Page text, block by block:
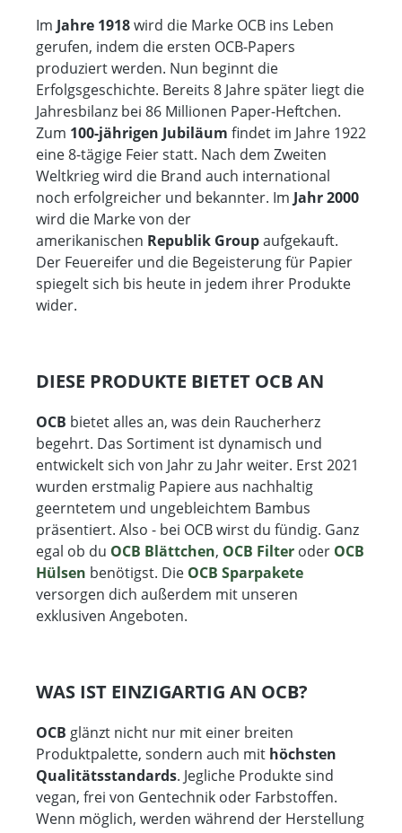
Im Jahre 1918wird die Marke OCB ins Leben
gerufen, indem die ersten OCB-Papers
produziert werden. Nun beginnt die
Erfolgsgeschichte. Bereits 8 Jahre später liegt die
Jahresbilanz bei 86 Millionen Paper-Heftchen.
Zum 100-jährigen Jubiläum findet im Jahre 1922
eine 8-tägige Feier statt. Nach dem Zweiten
Weltkrieg wird die Brand auch international
noch erfolgreicher und bekannter. Im Jahr 2000
wird die Marke von der
amerikanischen Republik Groupaufgekauft.
Der Feuereifer und die Begeisterung für Papier
spiegelt sich bis heute in jedem ihrer Produkte
wider.
DIESE PRODUKTE BIETET OCB AN
OCB bietet alles an, was dein Raucherherz
begehrt. Das Sortiment ist dynamisch und
entwickelt sich von Jahr zu Jahr weiter. Erst 2021
wurden erstmalig Papiere aus nachhaltig
geerntetem und ungebleichtem Bambus
präsentiert. Also - bei OCB wirst du fündig. Ganz
egal ob du OCB Blättchen, OCB Filter oder OCB
Hülsen benötigst. Die OCB Sparpakete
versorgen dich außerdem mit unseren
exklusiven Angeboten.
WAS IST EINZIGARTIG AN OCB?
OCB glänzt nicht nur mit einer breiten
Produktpalette, sondern auch mit höchsten
Qualitätsstandards. Jegliche Produkte sind
vegan, frei von Gentechnik oder Farbstoffen.
Wenn möglich, werden während der Herstellung